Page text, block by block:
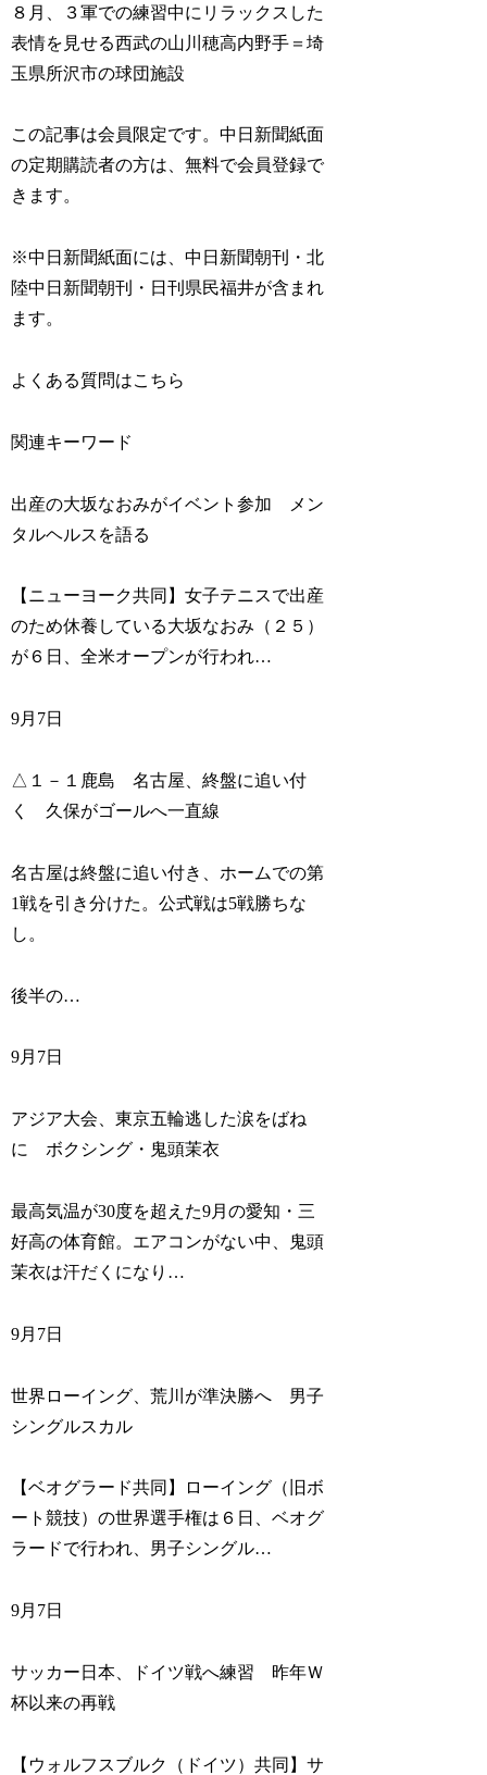
８月、３軍での練習中にリラックスした
表情を見せる西武の山川穂高内野手＝埼
玉県所沢市の球団施設
この記事は会員限定です。中日新聞紙面
の定期購読者の方は、無料で会員登録で
きます。
※中日新聞紙面には、中日新聞朝刊・北
陸中日新聞朝刊・日刊県民福井が含まれ
ます。
よくある質問はこちら
関連キーワード
出産の大坂なおみがイベント参加 メン
タルヘルスを語る
【ニューヨーク共同】女子テニスで出産
のため休養している大坂なおみ（２５）
が６日、全米オープンが行われ…
9月7日
△１－１鹿島 名古屋、終盤に追い付
く 久保がゴールへ一直線
名古屋は終盤に追い付き、ホームでの第
1戦を引き分けた。公式戦は5戦勝ちな
し。
後半の…
9月7日
アジア大会、東京五輪逃した涙をばね
に ボクシング・鬼頭茉衣
最高気温が30度を超えた9月の愛知・三
好高の体育館。エアコンがない中、鬼頭
茉衣は汗だくになり…
9月7日
世界ローイング、荒川が準決勝へ 男子
シングルスカル
【ベオグラード共同】ローイング（旧ボ
ート競技）の世界選手権は６日、ベオグ
ラードで行われ、男子シングル…
9月7日
サッカー日本、ドイツ戦へ練習 昨年Ｗ
杯以来の再戦
【ウォルフスブルク（ドイツ）共同】サ